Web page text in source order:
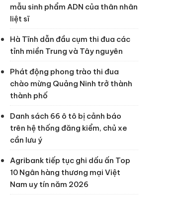
mẫu sinh phẩm ADN của thân nhân
liệt sĩ
Hà Tĩnh dẫn đầu cụm thi đua các
tỉnh miền Trung và Tây nguyên
Phát động phong trào thi đua
chào mừng Quảng Ninh trở thành
thành phố
Danh sách 66 ô tô bị cảnh báo
trên hệ thống đăng kiểm, chủ xe
cần lưu ý
Agribank tiếp tục ghi dấu ấn Top
10 Ngân hàng thương mại Việt
Nam uy tín năm 2026